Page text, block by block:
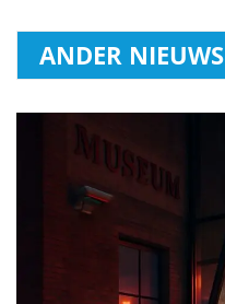
ANDER NIEUWS